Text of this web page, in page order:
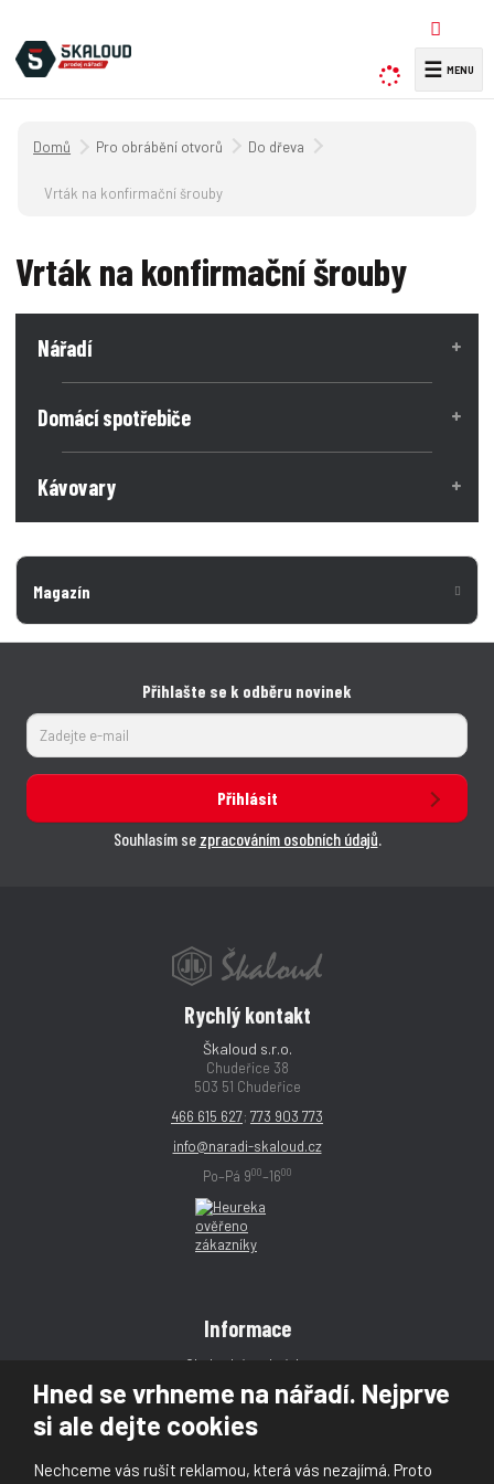
Hned se vrhneme na nářadí. Nejprve
si ale dejte cookies
Nechceme vás rušit reklamou, která vás nezajímá. Proto
y
☰
Úvodní strana
Pro obrábění otvorů Do dřeva
Vrták na konfirmační šrouby
Vrták na konfirmační šrouby
Nářadí
Domácí spotřebiče
Kávovary
Magazín
Přihlašte se k odběru novinek
Přihlásit
Souhlasím se zpracováním osobních údajů.
Rychlý kontakt
Škaloud s.r.o.
Chudeřice 38
503 51 Chudeřice
466 615 627; 773 903 773
info@naradi-skaloud.cz
Po–Pá 900–1600
Informace
Obchodní podmínky
Reklamace
Magazín